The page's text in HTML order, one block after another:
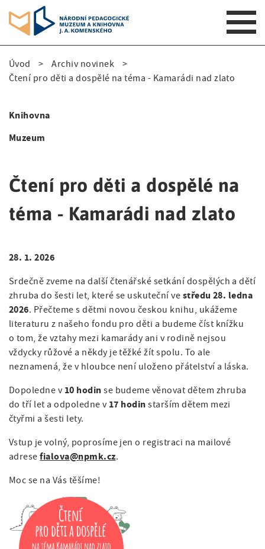
D
o
b
č
k
n
a
v
i
a
c
e
Úvod
Archiv novinek
Čtení pro děti a dospělé na téma - Kamarádi nad zlato
Čtení pro děti a dospělé na
téma - Kamarádi nad zlato
28. 1. 2026
Srdečně zveme na další čtenářské setkání dospělých a dětí
zhruba do šesti let, které se uskuteční ve středu 28. ledna
2026. Přečteme s dětmi novou českou knihu, ukážeme
literaturu z našeho fondu pro děti a budeme číst knížku
o tom, že vztahy mezi kamarády ani v rodině nejsou
vždycky růžové a někdy je těžké žít spolu. To ale
neznamená, že v hloubce není uloženo přátelství a láska.
Dopoledne v 10 hodin se budeme věnovat dětem zhruba
do tří let a odpoledne v 17 hodin starším dětem mezi
čtyřmi a šesti lety.
Vstup je volný, poprosíme jen o registraci na mailové
adresefialova@npmk.cz.
Moc se na Vás těšíme!
e
n
v
i
g
a
t
i
n
Knihovna
Muzeum